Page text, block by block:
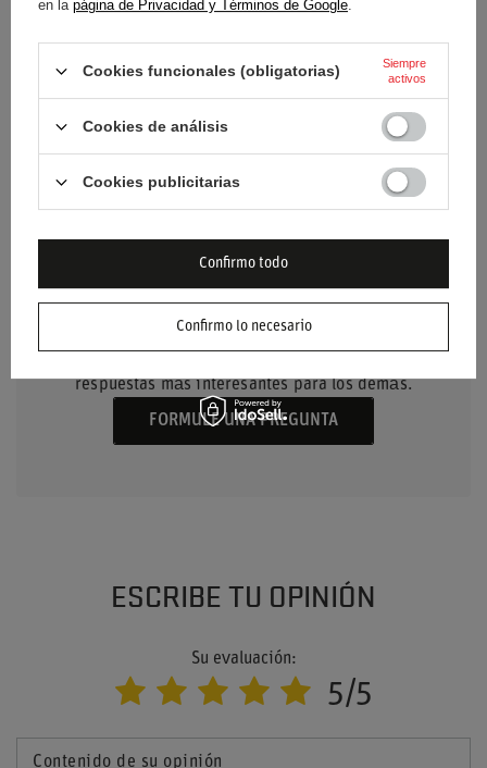
Distancia entre tornillos 345 x 271 mm
NECESITO AYUDA? TIENE
PREGUNTAS?
respuestas más interesantes para los demás.
FORMULE UNA PREGUNTA
ESCRIBE TU OPINIÓN
Su evaluación:
5/5
Contenido de su opinión
en la página de Privacidad y Términos de Google.
Cookies funcionales (obligatorias)
Siempre
activos
Cookies de análisis
Cookies publicitarias
Confirmo lo necesario
Confirmo todo